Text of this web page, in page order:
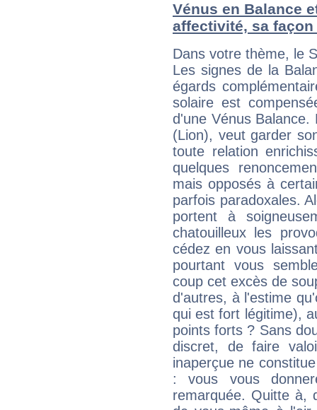
Vénus en Balance
affectivité, sa
Dans votre thème, le
Les signes de la
égards
solaire est
d'une Vénus
(Lion), veut garder
toute relation
quelques
mais opposés à
parfois paradoxales.
portent à
chatouilleux les
cédez en vous
pourtant vous
coup cet excès de
d'autres, à l'estime
qui est fort légitime),
points forts ? Sans
discret, de faire
inaperçue ne
: vous vous
remarquée. Quitte à,